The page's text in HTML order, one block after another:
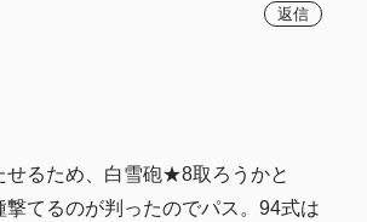
返信
せるため、白雪砲★8取ろうかと
撃てるのが判ったのでパス。94式は